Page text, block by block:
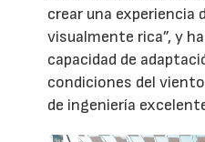
crear una experiencia
visualmente rica”, y
capacidad de
condiciones del
de ingeniería